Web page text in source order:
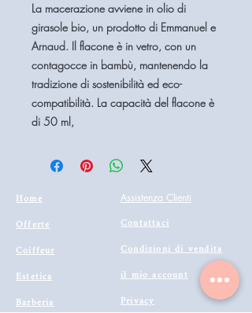
La macerazione avviene in olio di
girasole bio, un prodotto di Emmanuel e
Arnaud. Il flacone è in vetro, con un
contagocce in bambù, mantenendo la
tradizione di sostenibilità ed eco-
compatibilità. La capacità del flacone è
di 50 ml,
Home
Offerte
Coiffeur
Estetica
Barberia
Assistenza Clienti
Contattaci
Condizioni di vendita
il mio account
Privacy